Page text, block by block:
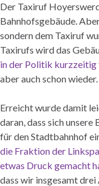
Der Taxiruf
Bahnhofsgebäude.
sondern dem Taxiruf
Taxirufs wird das
in der Politik
aber auch schon wieder.
Erreicht wurde damit
daran, dass sich
für den Stadtbahnhof
die Fraktion der
etwas Druck gemacht
dass wir insgesamt